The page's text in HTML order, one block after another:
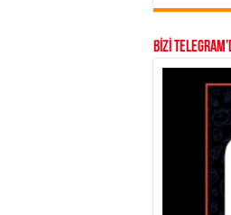
BİZİ